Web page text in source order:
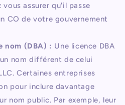
assurer qu'il passe
CO de votre gouvernement
nom (DBA) : Une licence DBA
nom différent de celui
Certaines entreprises
pour inclure davantage
nom public. Par exemple, leur